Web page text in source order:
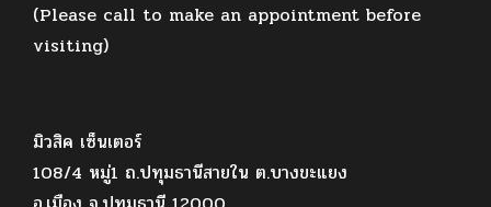
(Please call to make an appointment before
visiting)
มิวสิค เซ็นเตอร์
108/4 หมู่1 ถ.ปทุมธานีสายใน ต.บางขะแยง